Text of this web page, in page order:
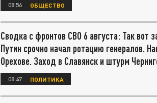
08:56 ОБЩЕСТВО
Сводка с фронтов СВО 6 августа: Так вот
Путин срочно начал ротацию генералов.
Орехове. Заход в Славянск и штурм
08:47 ПОЛИТИКА